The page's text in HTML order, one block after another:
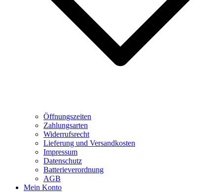
Öffnungszeiten
Zahlungsarten
Widerrufsrecht
Lieferung und Versandkosten
Impressum
Datenschutz
Batterieverordnung
AGB
Mein Konto